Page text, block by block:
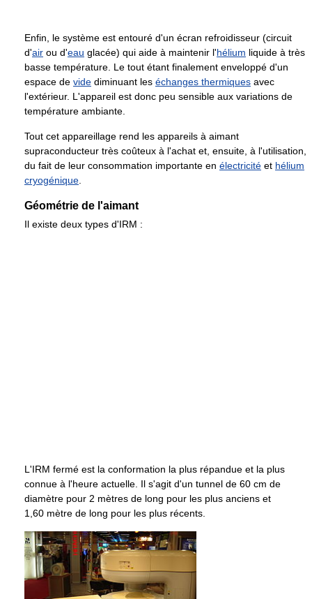
Enfin, le système est entouré d'un écran refroidisseur (circuit
d'air ou d'eau glacée) qui aide à maintenir l'hélium liquide à très
basse température. Le tout étant finalement enveloppé d'un
espace de vide diminuant les échanges thermiques avec
l'extérieur. L'appareil est donc peu sensible aux variations de
température ambiante.
Tout cet appareillage rend les appareils à aimant
supraconducteur très coûteux à l'achat et, ensuite, à l'utilisation,
du fait de leur consommation importante en électricité et hélium
cryogénique
Géométrie de l'aimant
Il existe deux types d'IRM :
L'IRM fermé est la conformation la plus répandue et la plus
connue à l'heure actuelle. Il s'agit d'un tunnel de 60 cm de
diamètre pour 2 mètres de long pour les plus anciens et
1,60 mètre de long pour les plus récents.